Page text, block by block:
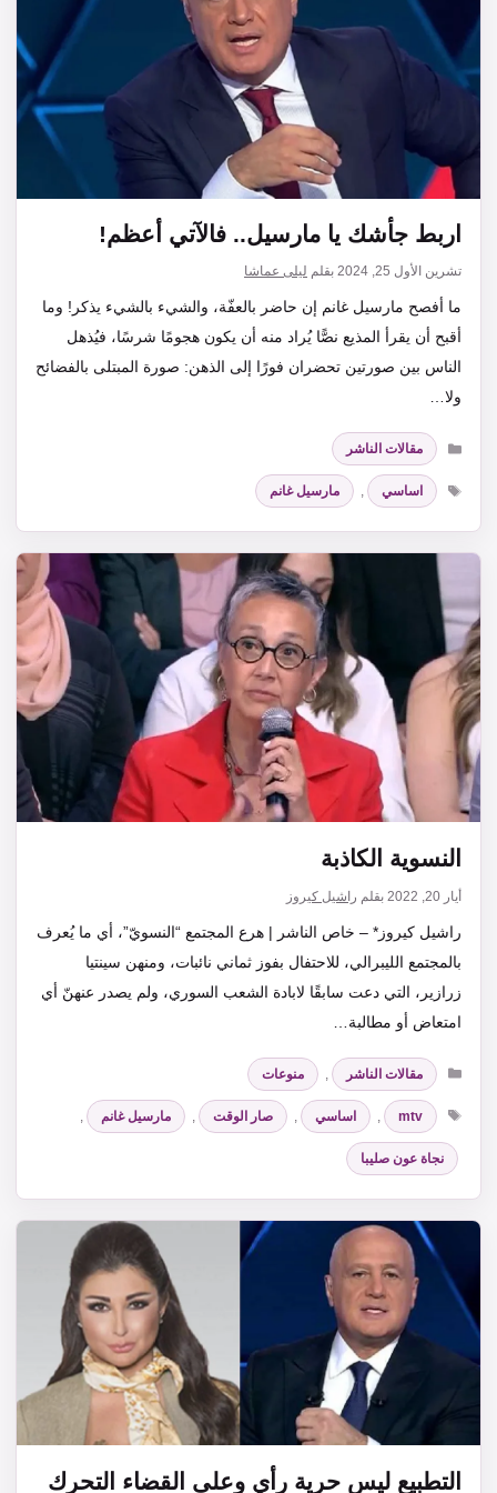
اربط جأشك يا مارسيل.. فالآتي أعظم!
تشرين الأول 25, 2024 بقلم ليلى عماشا
ما أفصح مارسيل غانم إن حاضر بالعفّة، والشيء بالشيء يذكر! وما
أقبح أن يقرأ المذيع نصًّا يُراد منه أن يكون هجومًا شرسًا، فيُذهل
الناس بين صورتين تحضران فورًا إلى الذهن: صورة المبتلى بالفضائح
ولا…
التصنيفات
مقالات الناشر
الوسوم
اساسي , مارسيل غانم
النسوية الكاذبة
أيار 20, 2022 بقلم راشيل كيروز
راشيل كيروز* – خاص الناشر | هرع المجتمع “النسويّ”، أي ما يُعرف
بالمجتمع الليبرالي، للاحتفال بفوز ثماني نائبات، ومنهن سينتيا
زرازير، التي دعت سابقًا لابادة الشعب السوري، ولم يصدر عنهنّ أي
امتعاض أو مطالبة…
التصنيفات
مقالات الناشر ,
منوعات
الوسوم
mtv
, اساسي , صار الوقت , مارسيل غانم ,
نجاة عون صليبا
التطبيع ليس حرية رأي وعلى القضاء التحرك